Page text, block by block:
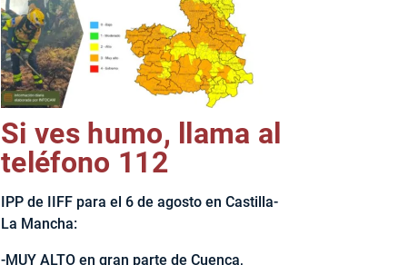
Si ves humo, llama al
teléfono 112
IPP de IIFF para el 6 de agosto en Castilla-
La Mancha:
-MUY ALTO en gran parte de Cuenca,